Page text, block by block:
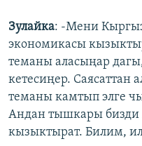
Зулайка: -Мени
экономикасы
теманы аласыңар
кетесиңер. Саясаттан
теманы камтып элге
Андан тышкары бизди
кызыктырат. Билим,